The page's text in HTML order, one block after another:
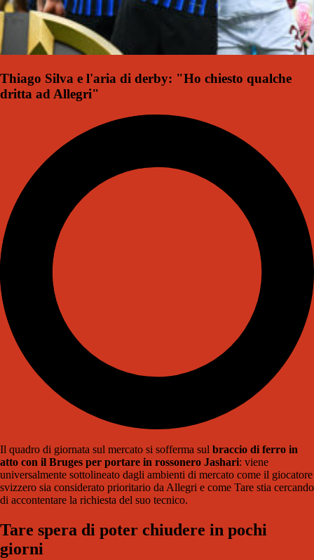
Thiago Silva e l'aria di derby: "Ho chiesto qualche
dritta ad Allegri"
Il quadro di giornata sul mercato si sofferma sul braccio di ferro in
atto con il Bruges per portare in rossonero Jashari: viene
universalmente sottolineato dagli ambienti di mercato come il giocatore
svizzero sia considerato prioritario da Allegri e come Tare stia cercando
di accontentare la richiesta del suo tecnico.
Tare spera di poter chiudere in pochi
giorni